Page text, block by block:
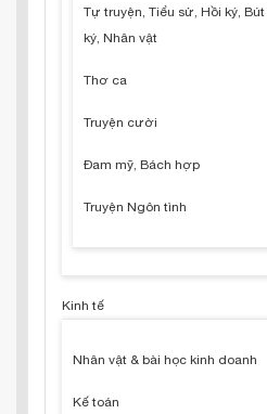
Tự truyện, Tiểu sử, Hồi ký, Bút
ký, Nhân vật
Thơ ca
Truyện cười
Đam mỹ, Bách hợp
Truyện Ngôn tình
Kinh tế
Nhân vật & bài học kinh doanh
Kế toán